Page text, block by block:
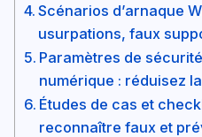
Scénarios d’arnaque
usurpations, faux
Paramètres de
numérique : réduisez
Études de cas et
reconnaître faux et